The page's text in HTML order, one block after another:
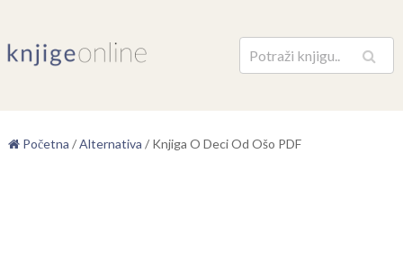
Pretraga
Početna /Alternativa / Knjiga O Deci Od Ošo PDF